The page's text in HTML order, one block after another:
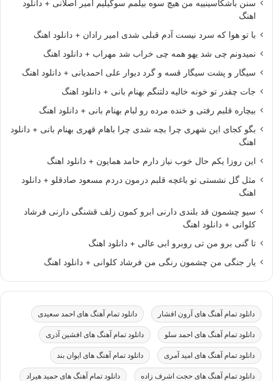
سنن باشکاسینییه من هیچ سوه بیلمم سوگیلیم امیر اصلانی + دانلود
اهنگ
با تو هوا که سرد نیست آدم قبلی شدی امیر رادان + دانلود اهنگ
نمیدونم چی شد یهو همه چی خراب شد مهراب + دانلود اهنگ
سیگار و پشت سیگار قسه و گرد دیوار علی احمدیانی + دانلود اهنگ
جات چقدر تو خونه خالیه دلتنگم بهنام بانی + دانلود اهنگ
بیچاره قلبم رفتی و خنده مرده رو لبام بهنام بانی + دانلود اهنگ
بگو کجای این شهری چرا بچه شدی چرا باهام قهری بهنام بانی + دانلود
اهنگ
این روزا یکم حال خوب نیاز دارم حامد همایون + دانلود اهنگ
مثل گل نشستی تو باغچه قلبم درمون دردم مسعود صادقلو + دانلود
اهنگ
سیو چشمون قد بلندی دارنی ابرو کمون زلف قشنگی دارنی فرشاد
کلوانی + دانلود اهنگ
تا گنی برو من تی روبرو ابی عالی + دانلود اهنگ
یار جنگی من چشمون رنگی من فرشاد کلوانی + دانلود اهنگ
دانلود تمام آهنگ های آرون افشار دانلود تمام آهنگ های احمد سعیدی
دانلود تمام آهنگ های احمد سلو دانلود تمام آهنگ های افشین آذری
دانلود تمام آهنگ های امید آمری دانلود تمام آهنگ های ایوان بند
دانلود تمام آهنگ های حجت اشرف زاده دانلود تمام آهنگ های حمید هیراد